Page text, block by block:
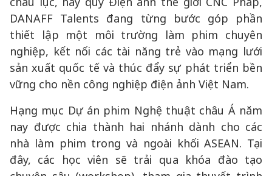
DANAFF Talents đang từng bước góp phần
thiết lập một môi trường làm phim chuyên
nghiệp, kết nối các tài năng trẻ vào mạng lưới
sản xuất quốc tế và thúc đẩy sự phát triển bền
vững cho nền công nghiệp điện ảnh Việt Nam.
Hạng mục Dự án phim Nghệ thuật châu Á năm
nay được chia thành hai nhánh dành cho các
nhà làm phim trong và ngoài khối ASEAN. Tại
đây, các học viên sẽ trải qua khóa đào tạo